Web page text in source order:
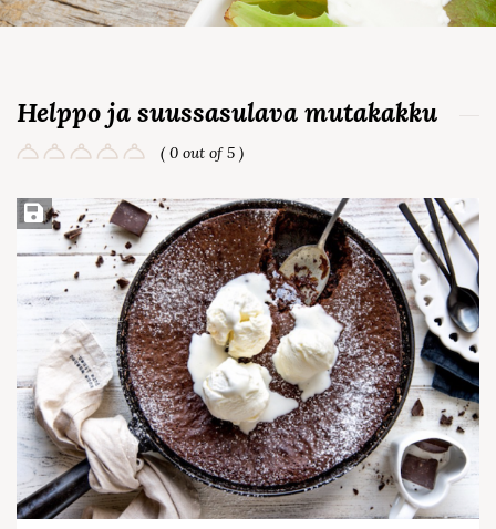
Helppo ja suussasulava mutakakku
( 0 out of 5 )
Save Recipe